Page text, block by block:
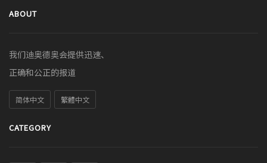
ABOUT
我们迪奥德奥会提供迅速、
正确和公正的报道
简体中文 繁體中文
CATEGORY